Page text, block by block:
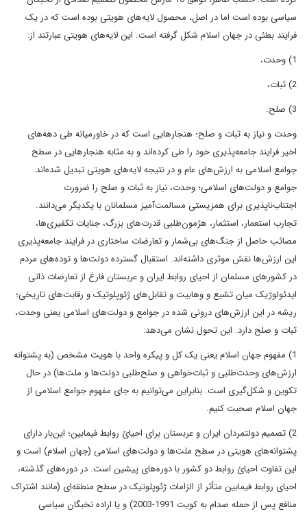
سیاسی بوده است اما در اصل، محصول لایه‌های هویتی بوده است که در یک
فرایند بطئی در جهان اسلام شکل گرفته است. این لایه‌های هویتی عبارتند از:
1) وحدت،
2) ثبات،
3) صلح.
وحدت و نیاز به ثبات و صلح؛ هنجارهایی است که در خاورمیانه طی دهه‌های
اخیر فرایند جامعه‌پذیری خود را طی کرده‌اند و به مثابه هنجارهایی در سطح
جوامع اسلامی به ارزش‌های عام و در نتیجه لایه‌های هویتی تبدیل شده‌اند.
جوامع و دولت‌های اسلامی؛ وحدت، نیاز به ثبات و صلح را ضرورت
اجتناب‌ناپذیری برای همزیستی مسالمت‌آمیز مسلمانان با یکدیگر می‌دانند.
تجارب استعمار، استثمار، هژمون‌طلبی قدرت‌های بزرگ، جنایات تکفیری‌ها،
مصائب حاصل از جنگ‌های بی‌شمار و تعارضات ساختاری در فرایند جامعه‌پذیری
این ارزش‌ها نقش موثری داشته‌اند. استقبال گسترده دولت‌ها و توده‌های مردم
در کشورهای مسلمان از احیای روابط ایران و عربستان فارغ از تعارضات ذاتی
ایدئولوژیک میان تشیع و وهابیت و تقابل‌های ژئوپلوتیک و رقابت‌های تاریخی؛
ریشه در این ارزش‌های درونی شده در جوامع و دولت‌های اسلامی یعنی وحدت،
ثبات و صلح دارد. این تحول نشان می‌دهد:
1) مفهوم جهان اسلام یعنی یک کل و پیکره واحد با هویت مشخص (به پشتوانه
ارزش‌های وحدت‌طلبی و ثبات‌خواهی و صلح‌طلبی دولت‌ها و ملت‌ها) در حال
تکوین و شکل‌گیری است. بنابراین می‌توانیم به جای مفهوم جوامع اسلامی از
جهان اسلام صحبت کنیم.
2) تصمیم دولتمردان ایران و عربستان برای احیائ روابط فیمابین؛ این‌بار دارای
پشتوانه‌های هویتی در سطح ملت‌ها و دولت‌های اسلامی (جهان اسلام) است و
این تفاوت احیائ روابط دو کشور با دوره‌های پیشین است. در دوره‌های گذشته،
احیای روابط فیمابین متأثر از الزامات ژئوپلوتیک در سطح منطقه‌ای (مانند اشتراک
منافع پس از حمله صدام به کویت 1991-2003) و یا اراده نخبگان سیاسی